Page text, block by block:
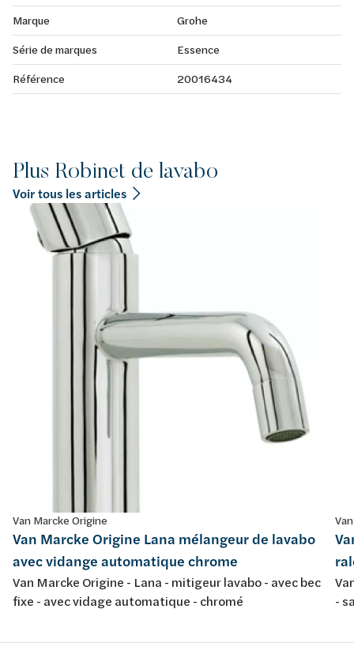
Marque
Grohe
Série de marques
Essence
Référence
20016434
Plus Robinet de lavabo
Voir tous les articles
Van Marcke Origine
Van Marcke Origine Lana mélangeur de lavabo
avec vidange automatique chrome
Van Marcke Origine - Lana - mitigeur lavabo - avec bec
fixe - avec vidage automatique - chromé
-